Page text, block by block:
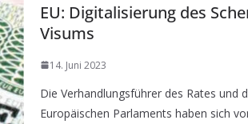
EU: Digitalisierung des
Visums
14. Juni 2023
Die Verhandlungsführer des Rates und
Europäischen Parlaments haben sich